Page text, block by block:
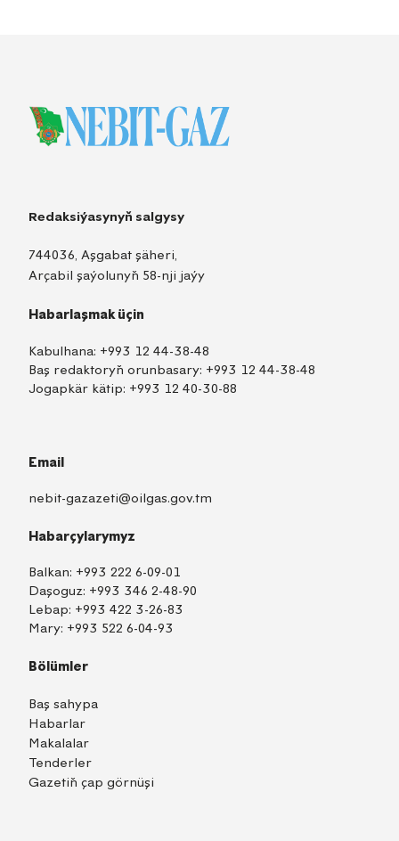
Redaksiýasynyň salgysy
744036, Aşgabat şäheri,
Arçabil şaýolunyň 58-nji jaýy
Habarlaşmak üçin
Kabulhana: +993 12 44-38-48
Baş redaktoryň orunbasary: +993 12 44-38-48
Jogapkär kätip: +993 12 40-30-88
Email
nebit-gazazeti@oilgas.gov.tm
Habarçylarymyz
Balkan: +993 222 6-09-01
Daşoguz: +993 346 2-48-90
Lebap: +993 422 3-26-83
Mary: +993 522 6-04-93
Bölümler
Baş sahypa
Habarlar
Makalalar
Tenderler
Gazetiň çap görnüşi